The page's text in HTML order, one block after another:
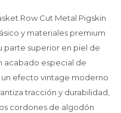
Row Cut Metal Pigskin
y materiales premium
parte superior en piel de
acabado especial de
un efecto vintage moderno
tracción y durabilidad,
cordones de algodón